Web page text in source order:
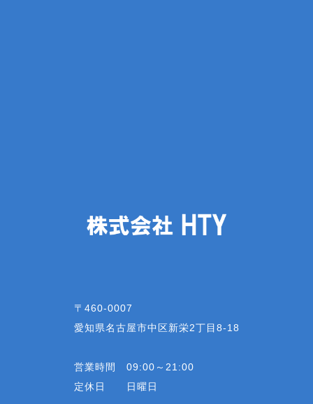
〒460-0007
愛知県名古屋市中区新栄2丁目8-18
営業時間 09:00～21:00
定休日 日曜日